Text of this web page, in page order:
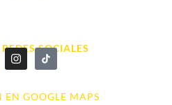
SOCIALES
EN GOOGLE MAPS